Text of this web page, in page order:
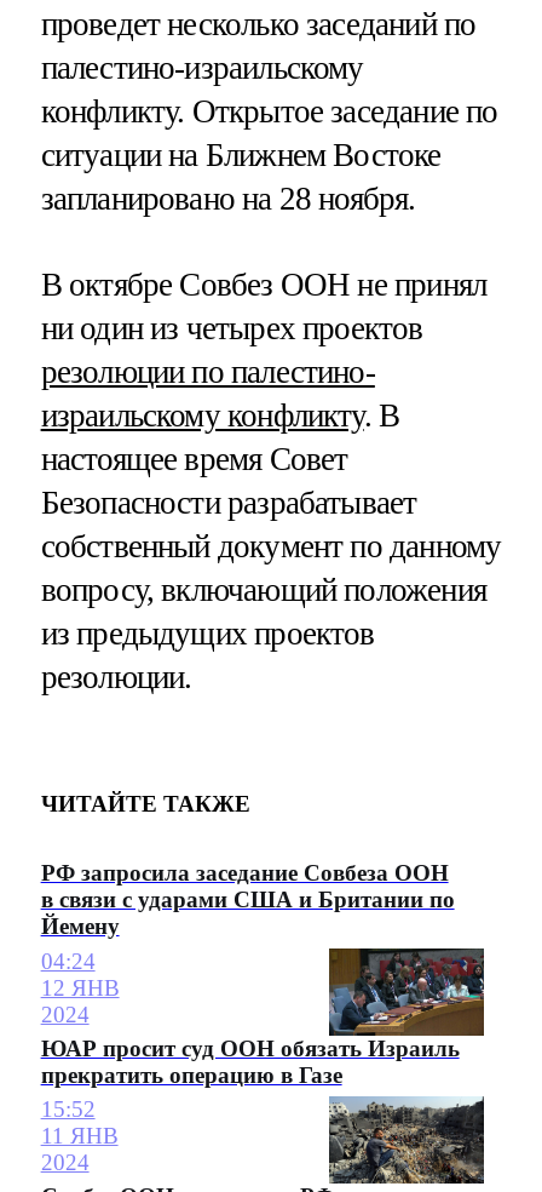
проведет несколько заседаний по
палестино-израильскому
конфликту. Открытое заседание по
ситуации на Ближнем Востоке
запланировано на 28 ноября.
В октябре Совбез ООН не принял
ни один из четырех проектов
резолюции по палестино-
израильскому конфликту. В
настоящее время Совет
Безопасности разрабатывает
собственный документ по данному
вопросу, включающий положения
из предыдущих проектов
резолюции.
ЧИТАЙТЕ ТАКЖЕ
РФ запросила заседание Совбеза ООН
в связи с ударами США и Британии по
Йемену
04:24
12 ЯНВ
2024
ЮАР просит суд ООН обязать Израиль
прекратить операцию в Газе
15:52
11 ЯНВ
2024